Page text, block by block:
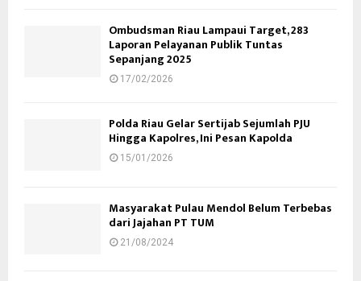
Ombudsman Riau Lampaui Target, 283
Laporan Pelayanan Publik Tuntas
Sepanjang 2025
17/02/2026
Polda Riau Gelar Sertijab Sejumlah PJU
Hingga Kapolres, Ini Pesan Kapolda
15/01/2026
Masyarakat Pulau Mendol Belum Terbebas
dari Jajahan PT TUM
21/08/2024